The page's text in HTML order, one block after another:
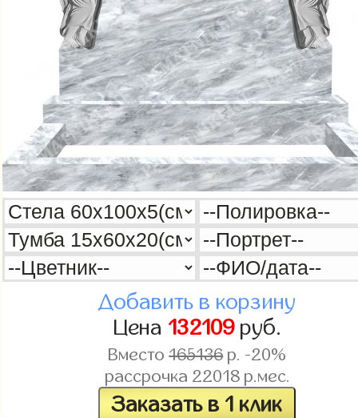
Добавить в корзину
Цена 132109руб.
Вместо165136р. -20%
рассрочка 22018р.мес.
Заказать в 1 клик